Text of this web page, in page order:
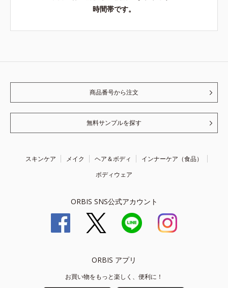
時間帯です。
商品番号から注文
無料サンプルを探す
スキンケア メイク ヘア＆ボディ
インナーケア（食品）
ボディウェア
ORBIS SNS公式アカウント
ORBIS アプリ
お買い物をもっと楽しく、便利に！